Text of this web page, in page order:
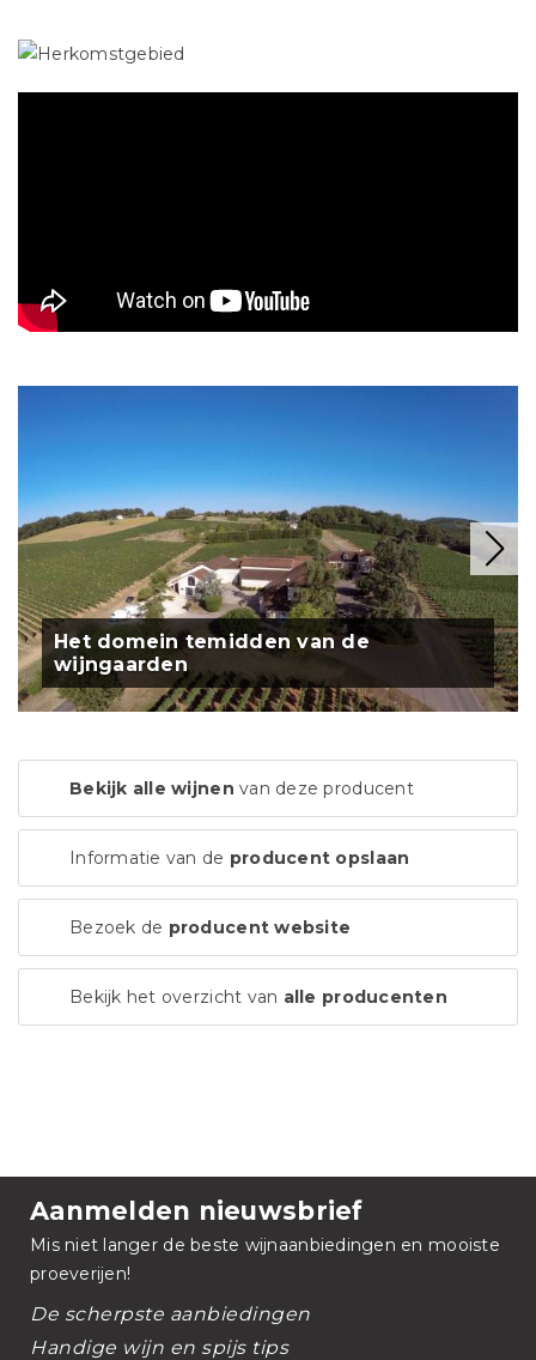
Het domein temidden van de
wijngaarden
Bekijk alle wijnen van deze producent
Informatie van de producent opslaan
Bezoek de producent website
Bekijk het overzicht van alle producenten
Aanmelden nieuwsbrief
Mis niet langer de beste wijnaanbiedingen en mooiste
proeverijen!
De scherpste aanbiedingen
Handige wijn en spijs tips